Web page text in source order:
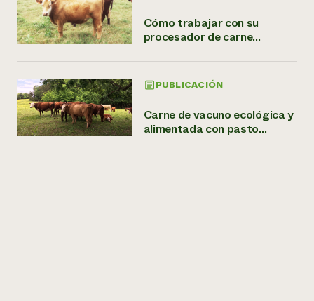
Cómo trabajar con su
procesador de carne...
PUBLICACIÓN
Carne de vacuno ecológica y
alimentada con pasto...